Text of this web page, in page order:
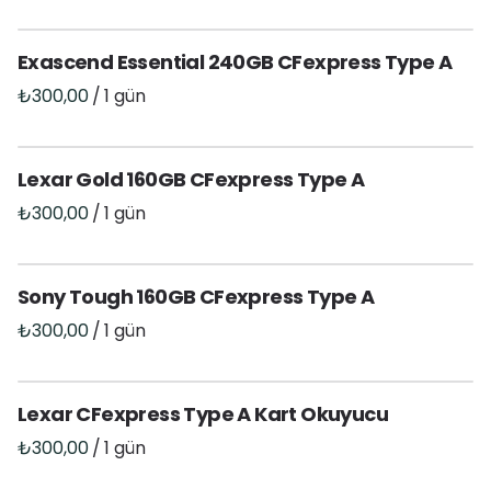
Görüntü Aktarıcı
Drone
Prodüksiyon
Sabitleyici
Batarya
Yayın
Eğlence
Ekip
Ulaşım
Diğer
Exascend Essential 240GB CFexpress Type A
/
Lexar Gold 160GB CFexpress Type A
/
Sony Tough 160GB CFexpress Type A
/
Lexar CFexpress Type A Kart Okuyucu
/